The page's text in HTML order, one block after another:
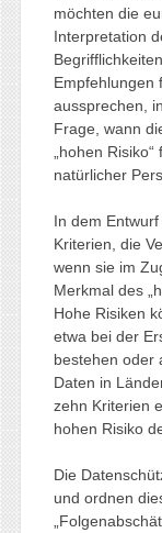
möchten die
Interpretation
Empfehlungen
aussprechen,
Frage, wann
„hohen
natürlicher
In dem
Kriterien, die
wenn sie im
Merkmal des
Hohe Risiken
etwa bei der
bestehen oder
Daten in
zehn Kriterien
hohen Risiko
Die
und ordnen